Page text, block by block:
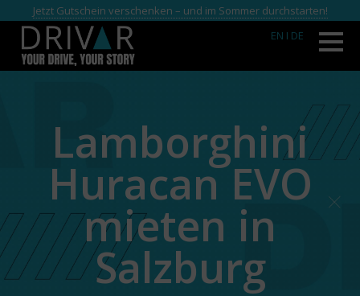
Jetzt Gutschein verschenken – und im Sommer durchstarten!
EN I DE
Lamborghini
Huracan EVO
mieten in
Salzburg